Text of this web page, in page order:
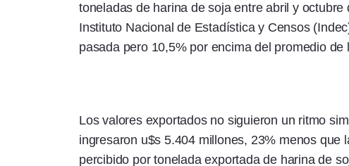
toneladas de harina de soja entre abril y
Instituto Nacional de Estadística y Censos
pasada pero 10,5% por encima del promedio de
Los valores exportados no siguieron un ritmo
ingresaron u$s 5.404 millones, 23% menos que
percibido por tonelada exportada de harina de